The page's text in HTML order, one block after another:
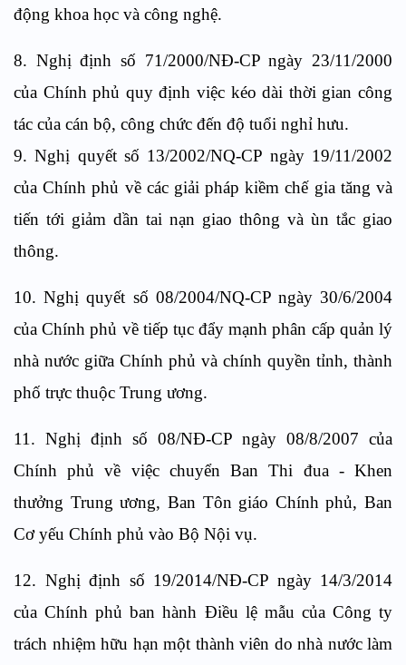
động khoa học và công nghệ.
8. Nghị định số 71/2000/NĐ-CP ngày 23/11/2000
của Chính phủ quy định việc kéo dài thời gian công
tác của cán bộ, công chức đến độ tuổi nghỉ hưu.
9. Nghị quyết số 13/2002/NQ-CP ngày 19/11/2002
của Chính phủ về các giải pháp kiềm chế gia tăng và
tiến tới giảm dần tai nạn giao thông và ùn tắc giao
thông.
10. Nghị quyết số 08/2004/NQ-CP ngày 30/6/2004
của Chính phủ về tiếp tục đẩy mạnh phân cấp quản lý
nhà nước giữa Chính phủ và chính quyền tỉnh, thành
phố trực thuộc Trung ương.
11. Nghị định số 08/NĐ-CP ngày 08/8/2007 của
Chính phủ về việc chuyển Ban Thi đua - Khen
thưởng Trung ương, Ban Tôn giáo Chính phủ, Ban
Cơ yếu Chính phủ vào Bộ Nội vụ.
12. Nghị định số 19/2014/NĐ-CP ngày 14/3/2014
của Chính phủ ban hành Điều lệ mẫu của Công ty
trách nhiệm hữu hạn một thành viên do nhà nước làm